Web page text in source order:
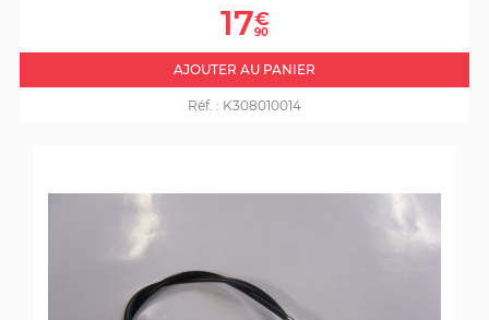
Prix
17€
90
AJOUTER AU PANIER
Réf. : K308010014